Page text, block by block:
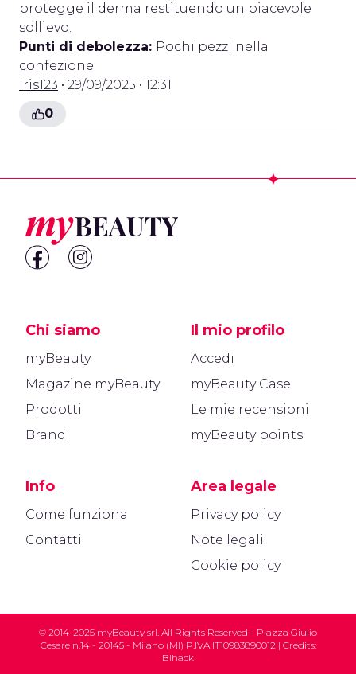
protegge il derma restituendo un piacevole
sollievo.
Punti di debolezza: Pochi pezzi nella
confezione
Iris123 • 29/09/2025 • 12:31
0
Chi siamo
myBeauty
Magazine myBeauty
Prodotti
Brand
Info
Come funziona
Contatti
Il mio profilo
Accedi
myBeauty Case
Le mie recensioni
myBeauty points
Area legale
Privacy policy
Note legali
Cookie policy
© 2014-2025 myBeauty srl. All Rights Reserved - Piazza Giulio
Cesare n.14 - 20145 - Milano (MI) P.IVA IT10983890012 | Credits:
Blhack